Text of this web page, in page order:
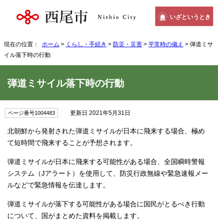
いざというとき
現在の位置： ホーム > くらし・手続き > 防災・災害 > 平常時の備え > 弾道ミサ
イル落下時の行動
弾道ミサイル落下時の行動
ページ番号1004483 更新日 2021年5月31日
北朝鮮から発射された弾道ミサイルが日本に飛来する場合、極め
て短時間で飛来することが予想されます。
弾道ミサイルが日本に飛来する可能性がある場合、全国瞬時警報
システム（Jアラート）を使用して、防災行政無線や緊急速報メー
ルなどで緊急情報を伝達します。
弾道ミサイルが落下する可能性がある場合に国民がとるべき行動
について、国がまとめた資料を掲載します。